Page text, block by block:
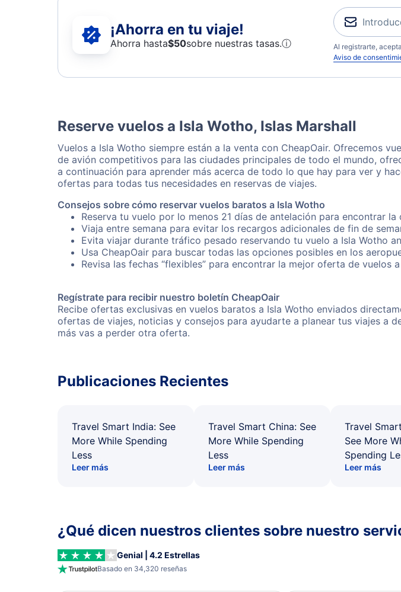
¡Ahorra en tu viaje!
Ahorra hasta$50sobre nuestras tasas.ⓘ
Al registrarte,
Aviso de
Reserve vuelos a Isla Wotho, Islas Marshall
Vuelos a Isla Wotho siempre están a la venta con CheapOair. Ofrecemos
de avión competitivos para las ciudades principales de todo el mundo,
a continuación para aprender más acerca de todo lo que hay para ver y
ofertas para todas tus necesidades en reservas de viajes.
Consejos sobre cómo reservar vuelos baratos a Isla Wotho
Reserva tu vuelo por lo menos 21 días de antelación para encontrar
Viaja entre semana para evitar los recargos adicionales de fin de
Evita viajar durante tráfico pesado reservando tu vuelo a Isla Wotho
Usa CheapOair para buscar todas las opciones posibles en los
Revisa las fechas “flexibles” para encontrar la mejor oferta de vuelos
Regístrate para recibir nuestro boletín CheapOair
Recibe ofertas exclusivas en vuelos baratos a Isla Wotho enviados
ofertas de viajes, noticias y consejos para ayudarte a planear tus viajes a
más vas a perder otra oferta.
Publicaciones Recientes
Travel Smart India: See
More While Spending
Less
Leer más
Travel Smart China: See
More While Spending
Less
Leer más
Travel
See More
Spending
Leer más
¿Qué dicen nuestros clientes sobre nuestro
Genial | 4.2 Estrellas
Basado en 34,320 reseñas